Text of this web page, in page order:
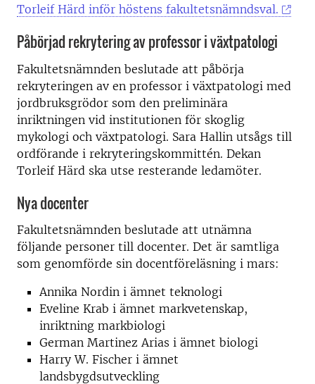
Torleif Härd inför höstens fakultetsnämndsval.
Påbörjad rekrytering av professor i växtpatologi
Fakultetsnämnden beslutade att påbörja
rekryteringen av en professor i växtpatologi med
jordbruksgrödor som den preliminära
inriktningen vid institutionen för skoglig
mykologi och växtpatologi. Sara Hallin utsågs till
ordförande i rekryteringskommittén. Dekan
Torleif Härd ska utse resterande ledamöter.
Nya docenter
Fakultetsnämnden beslutade att utnämna
följande personer till docenter. Det är samtliga
som genomförde sin docentföreläsning i mars:
Annika Nordin i ämnet teknologi
Eveline Krab i ämnet markvetenskap,
inriktning markbiologi
German Martinez Arias i ämnet biologi
Harry W. Fischer i ämnet
landsbygdsutveckling